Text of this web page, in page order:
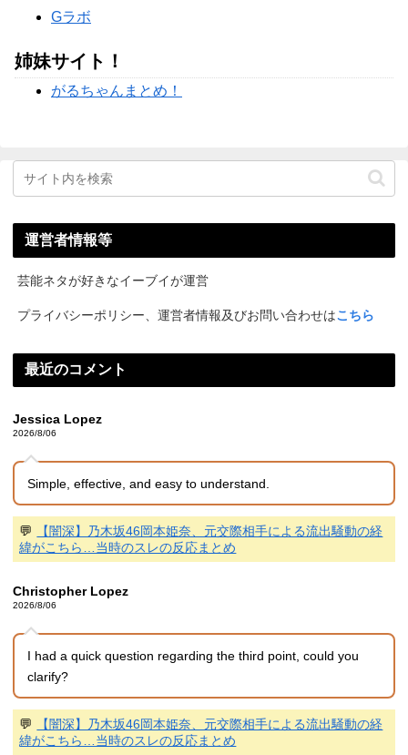
Gラボ
姉妹サイト！
がるちゃんまとめ！
運営者情報等
芸能ネタが好きなイーブイが運営
プライバシーポリシー、運営者情報及びお問い合わせはこちら
最近のコメント
Jessica Lopez
2026/8/06
Simple, effective, and easy to understand.
💬
【闇深】乃木坂46岡本姫奈、元交際相手による流出騒動の経
緯がこちら…当時のスレの反応まとめ
Christopher Lopez
2026/8/06
I had a quick question regarding the third point, could you
clarify?
💬
【闇深】乃木坂46岡本姫奈、元交際相手による流出騒動の経
緯がこちら…当時のスレの反応まとめ